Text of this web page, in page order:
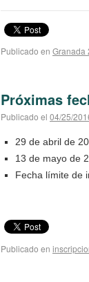
Publicado en Granada
Próximas
Publicado el 04/25/
29 de abril de
13 de mayo de
Fecha límite de
Publicado en